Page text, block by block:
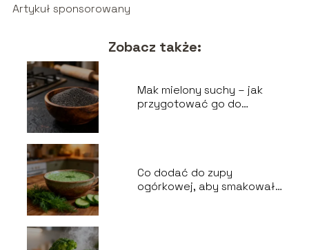
Artykuł sponsorowany
Zobacz także:
Mak mielony suchy – jak
przygotować go do
Co dodać do zupy
ogórkowej, aby smakowała